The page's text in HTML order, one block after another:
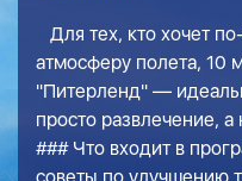
Для тех, кто хочет
атмосферу полета, 10
"Питерленд" —
просто развлечение,
### Что входит в